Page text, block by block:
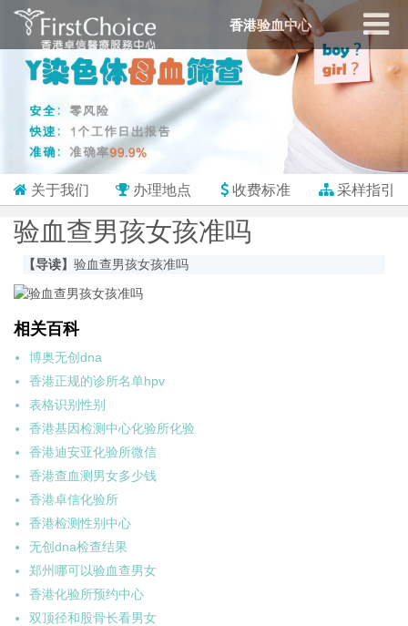
香港验血中心
关于我们 办理地点 收费标准 采样指引
验血查男孩女孩准吗
【导读】 验血查男孩女孩准吗
相关百科
博奥无创dna
香港正规的诊所名单hpv
表格识别性别
香港基因检测中心化验所化验
香港迪安亚化验所微信
香港查血测男女多少钱
香港卓信化验所
香港检测性别中心
无创dna检查结果
郑州哪可以验血查男女
香港化验所预约中心
双顶径和股骨长看男女